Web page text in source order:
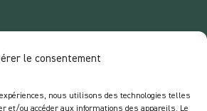
le consentement
nous utilisons des technologies telles
et/ou accéder aux informations des appareils. Le